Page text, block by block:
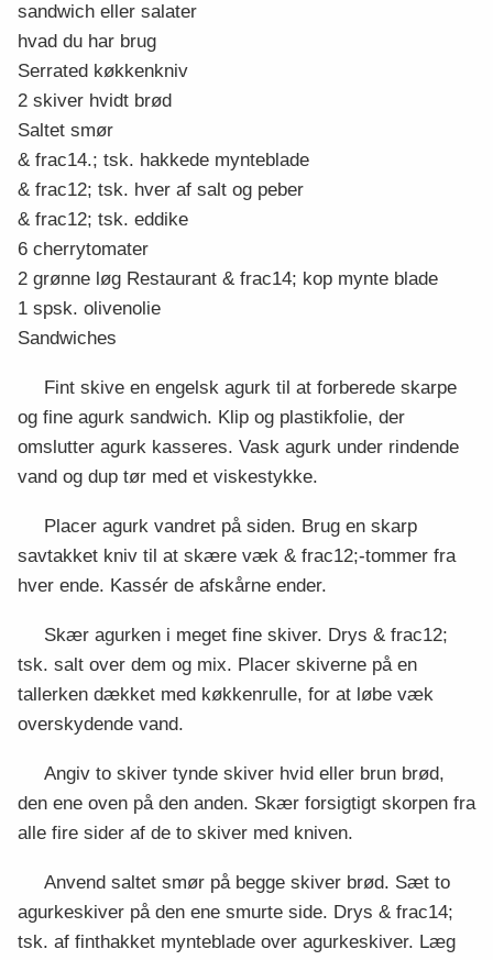
sandwich eller salater
hvad du har brug
Serrated køkkenkniv
2 skiver hvidt brød
Saltet smør
& frac14.; tsk. hakkede mynteblade
& frac12; tsk. hver af salt og peber
& frac12; tsk. eddike
6 cherrytomater
2 grønne løg Restaurant & frac14; kop mynte blade
1 spsk. olivenolie
Sandwiches
Fint skive en engelsk agurk til at forberede skarpe
og fine agurk sandwich. Klip og plastikfolie, der
omslutter agurk kasseres. Vask agurk under rindende
vand og dup tør med et viskestykke.
Placer agurk vandret på siden. Brug en skarp
savtakket kniv til at skære væk & frac12;-tommer fra
hver ende. Kassér de afskårne ender.
Skær agurken i meget fine skiver. Drys & frac12;
tsk. salt over dem og mix. Placer skiverne på en
tallerken dækket med køkkenrulle, for at løbe væk
overskydende vand.
Angiv to skiver tynde skiver hvid eller brun brød,
den ene oven på den anden. Skær forsigtigt skorpen fra
alle fire sider af de to skiver med kniven.
Anvend saltet smør på begge skiver brød. Sæt to
agurkeskiver på den ene smurte side. Drys & frac14;
tsk. af finthakket mynteblade over agurkeskiver. Læg